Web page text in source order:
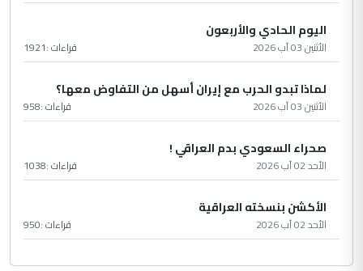
اليوم الحادي والأربعون
الأثنين 03 آب 2026 قراءات :1921
لماذا تبدو الحرب مع إيران أسهل من التفاوض معها؟
الأثنين 03 آب 2026 قراءات :958
صحراء السعودي بدم العراقي !
الأحد 02 آب 2026 قراءات :1038
الأكشن بنسخته العراقية
الأحد 02 آب 2026 قراءات :950